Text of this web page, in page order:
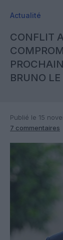
Actualité
CONFLIT
BRUNO
Publié le 15
7 commentaires